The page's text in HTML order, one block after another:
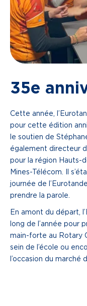
35e
Cette année,
pour cette édition
le soutien de
également directeur
pour la région Hauts-
Mines-Télécom. Il
journée de
prendre la parole.
En amont du départ,
long de l’année pour
main-forte au Rotary
sein de l’école ou
l’occasion du marché